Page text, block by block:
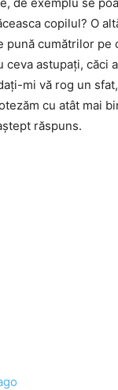
copilul? O
pună cumătrilor
astupați, căci
mi vă rog un
cu atât mai
răspuns.